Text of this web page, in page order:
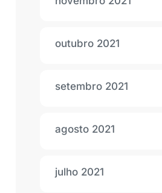
outubro 2021
setembro 2021
agosto 2021
julho 2021